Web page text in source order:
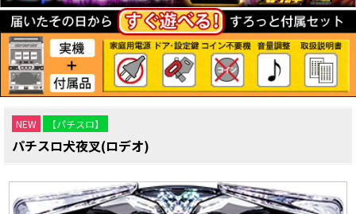
NEW 【パチスロ】
パチスロ犬夜叉(ロデオ)